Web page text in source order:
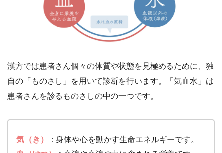
漢方では患者さん個々の体質や状態を見極めるために、独
自の「ものさし」を用いて診断を行います。「気血水」は
患者さんを診るものさしの中の一つです。
気（き）
：身体や心を動かす生命エネルギーです。